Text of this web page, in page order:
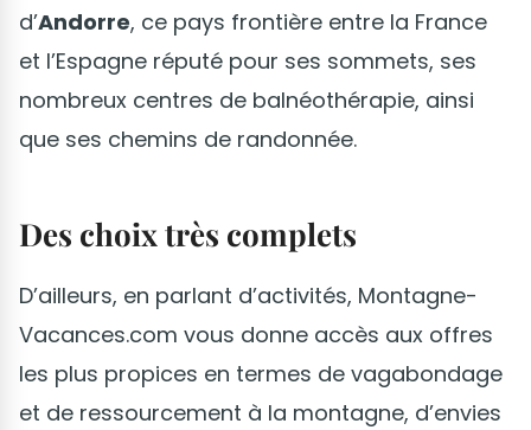
d’Andorre, ce pays frontière entre la France
et l’Espagne réputé pour ses sommets, ses
nombreux centres de balnéothérapie, ainsi
que ses chemins de randonnée.
Des choix très complets
D’ailleurs, en parlant d’activités, Montagne-
Vacances.com vous donne accès aux offres
les plus propices en termes de vagabondage
et de ressourcement à la montagne, d’envies